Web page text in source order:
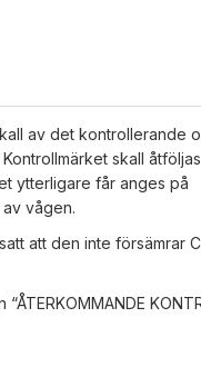
av det kontrollerande
skall
ytterligare får anges på
vågen.
att den inte försämrar